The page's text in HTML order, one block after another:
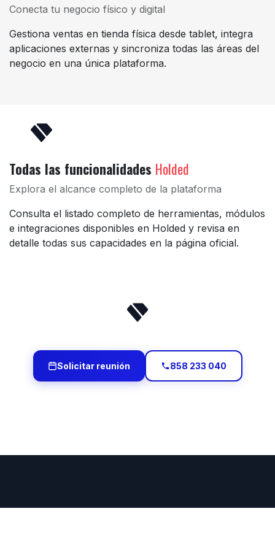
Conecta tu negocio físico y digital
Gestiona ventas en tienda física desde tablet, integra
aplicaciones externas y sincroniza todas las áreas del
negocio en una única plataforma.
Todas las funcionalidades Holded
Explora el alcance completo de la plataforma
Consulta el listado completo de herramientas, módulos
e integraciones disponibles en Holded y revisa en
detalle todas sus capacidades en la página oficial.
Solicitar reunión 858 233 040
¿Por qué elegir Holded como